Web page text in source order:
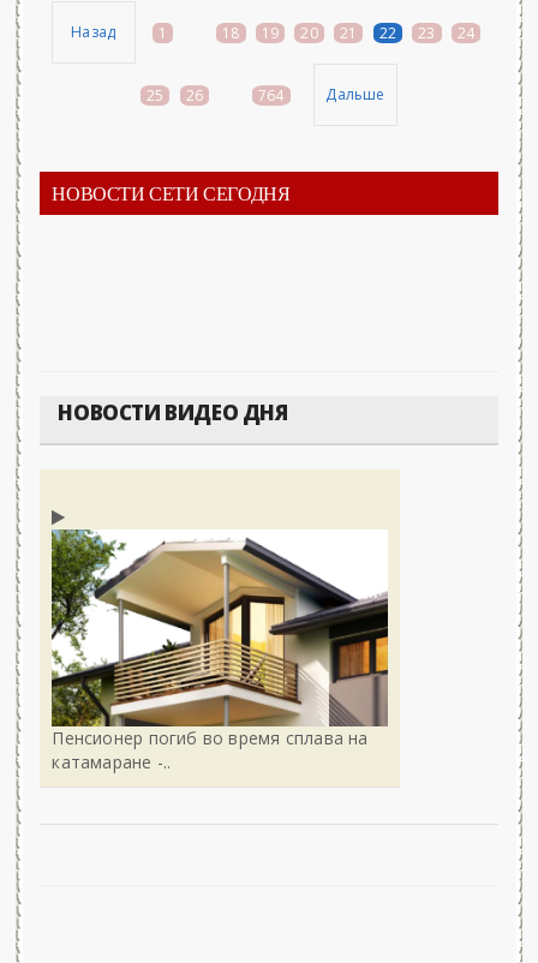
Назад 1 18 19 20 21 22 23 24
25 26 764 Дальше
НОВОСТИ СЕТИ СЕГОДНЯ
НОВОСТИ ВИДЕО ДНЯ
Пенсионер погиб во время сплава на
катамаране -..